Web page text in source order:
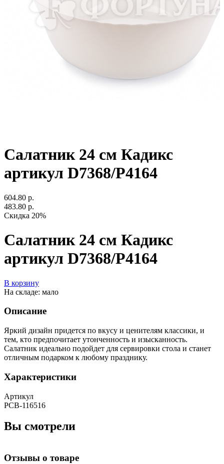
Салатник 24 см Кадикс
артикул D7368/P4164
604.80 р.
483.80 р.
Скидка 20%
Салатник 24 см Кадикс
артикул D7368/P4164
В корзину
На складе: мало
Описание
Яркий дизайн придется по вкусу и ценителям классики, и
тем, кто предпочитает утонченность и изысканность.
Салатник идеально подойдет для сервировки стола и станет
отличным подарком к любому празднику.
Характеристики
Артикул
РСВ-116516
Вы смотрели
Отзывы о товаре